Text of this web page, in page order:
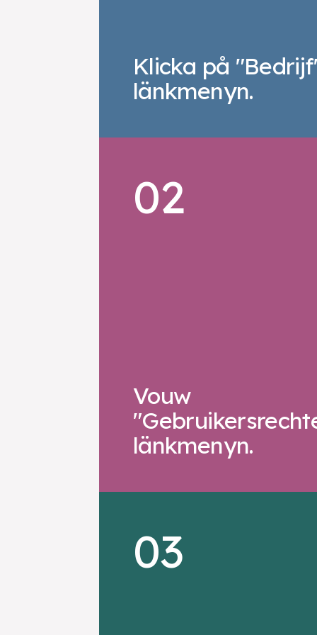
Klicka på
länkmenyn.
02
Vouw
länkmenyn.
03